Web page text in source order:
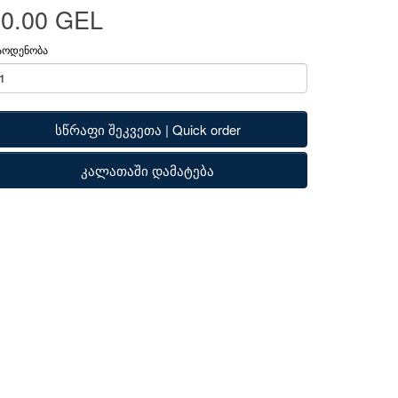
GEL
სწრაფი შეკვეთა | Quick order
კალათაში დამატება